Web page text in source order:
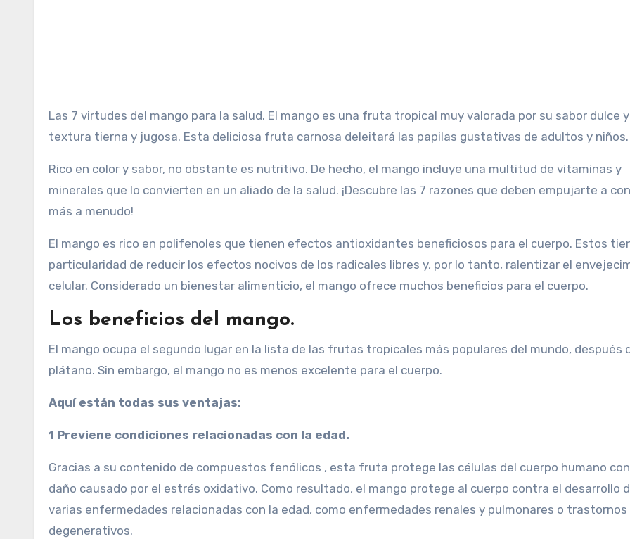
Las 7 virtudes del mango para la salud. El mango es una fruta tropical muy valorada por su sabor dulce y su
textura tierna y jugosa. Esta deliciosa fruta carnosa deleitará las papilas gustativas de adultos y niños.
Rico en color y sabor, no obstante es nutritivo. De hecho, el mango incluye una multitud de vitaminas y
minerales que lo convierten en un aliado de la salud. ¡Descubre las 7 razones que deben empujarte a
más a menudo!
El mango es rico en polifenoles que tienen efectos antioxidantes beneficiosos para el cuerpo. Estos
particularidad de reducir los efectos nocivos de los radicales libres y, por lo tanto, ralentizar el
celular. Considerado un bienestar alimenticio, el mango ofrece muchos beneficios para el cuerpo.
Los beneficios del mango.
El mango ocupa el segundo lugar en la lista de las frutas tropicales más populares del mundo, después
plátano. Sin embargo, el mango no es menos excelente para el cuerpo.
Aquí están todas sus ventajas:
1 Previene condiciones relacionadas con la edad.
Gracias a su contenido de compuestos fenólicos , esta fruta protege las células del cuerpo humano
daño causado por el estrés oxidativo. Como resultado, el mango protege al cuerpo contra el desarrollo
varias enfermedades relacionadas con la edad, como enfermedades renales y pulmonares o trastornos
degenerativos.